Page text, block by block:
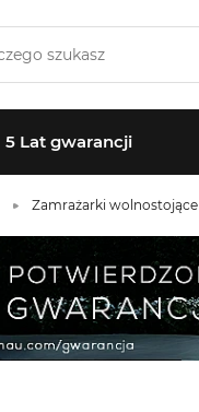
5 Lat gwarancji
Zamrażarki wolnostojące